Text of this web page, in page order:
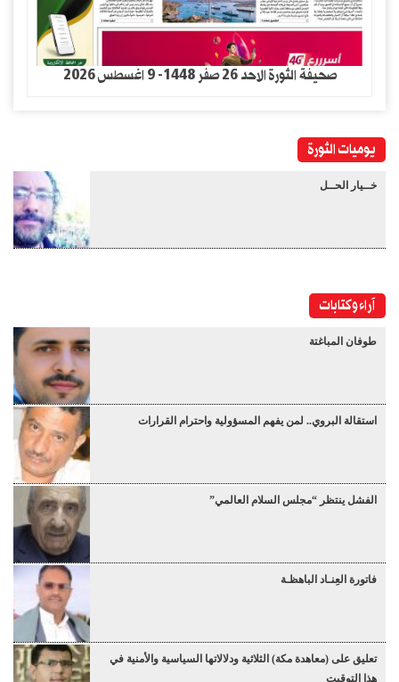
صحيفة الثورة الاحد 26 صفر 1448- 9 اغسطس 2026
يوميات الثورة
خــيار الحــل
آراء وكتابات
طوفان المباغتة
استقالة البروي.. لمن يفهم المسؤولية واحترام القرارات
الفشل ينتظر “مجلس السلام العالمي”
فاتورة العِنـاد الباهظـة
تعليق على (معاهدة مكة) الثلاثية ودلالاتها السياسية والأمنية في
هذا التوقيت